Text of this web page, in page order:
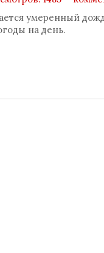
умеренный
на день.